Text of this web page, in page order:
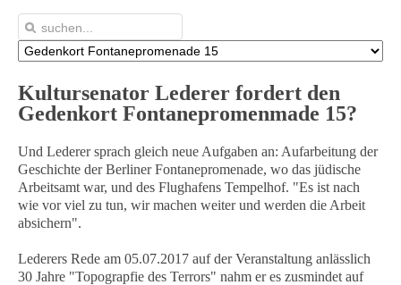
Kultursenator Lederer fordert den
Gedenkort Fontanepromenmade 15?
Und Lederer sprach gleich neue Aufgaben an: Aufarbeitung der
Geschichte der Berliner Fontanepromenade, wo das jüdische
Arbeitsamt war, und des Flughafens Tempelhof. "Es ist nach
wie vor viel zu tun, wir machen weiter und werden die Arbeit
absichern".
Lederers Rede am 05.07.2017 auf der Veranstaltung anlässlich
30 Jahre "Topograpfie des Terrors" nahm er es zusmindet auf